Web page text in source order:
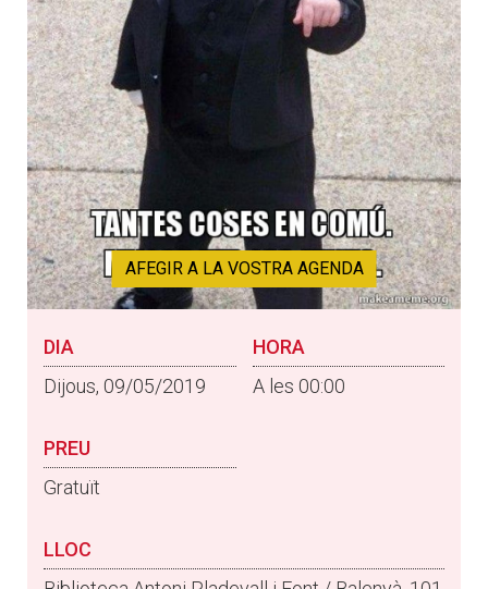
AFEGIR A LA VOSTRA AGENDA
DIA
Dijous, 09/05/2019
HORA
A les 00:00
PREU
Gratuït
LLOC